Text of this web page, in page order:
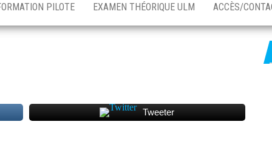
PILOTE EXAMEN THÉORIQUE ULM ACCÈS/
Tweeter